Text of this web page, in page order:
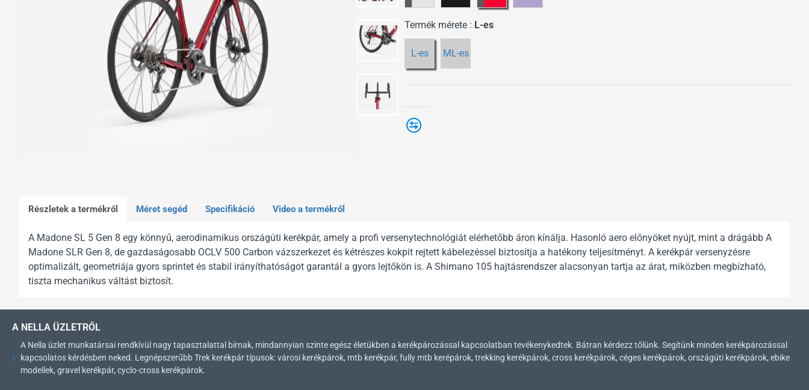
Termék mérete : L-es
L-es ML-es
Részletek a termékről Méret segéd Specifikáció Video a termékről
A Madone SL 5 Gen 8 egy könnyű, aerodinamikus országúti kerékpár, amely a profi versenytechnológiát elérhetőbb áron kínálja. Hasonló aero előnyöket nyújt, mint a drágább A
Madone SLR Gen 8, de gazdaságosabb OCLV 500 Carbon vázszerkezet és kétrészes kokpit rejtett kábelezéssel biztosítja a hatékony teljesítményt. A kerékpár versenyzésre
optimalizált, geometriája gyors sprintet és stabil irányíthatóságot garantál a gyors lejtőkön is. A Shimano 105 hajtásrendszer alacsonyan tartja az árat, miközben megbízható,
tiszta mechanikus váltást biztosít.
A NELLA ÜZLETRŐL
A Nella üzlet munkatársai rendkívül nagy tapasztalattal bírnak, mindannyian szinte egész életükben a kerékpározással kapcsolatban tevékenykedtek. Bátran kérdezz tőlünk. Segítünk minden kerékpározással
kapcsolatos kérdésben neked. Legnépszerűbb Trek kerékpár típusok: városi kerékpárok, mtb kerékpár, fully mtb kerépárok, trekking kerékpárok, cross kerékpárok, céges kerékpárok, országúti kerékpárok, ebike
modellek, gravel kerékpár, cyclo-cross kerékpárok.